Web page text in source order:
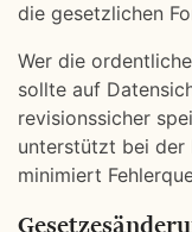
die gesetzlichen
Wer die
sollte auf
revisionssicher
unterstützt bei der
minimiert